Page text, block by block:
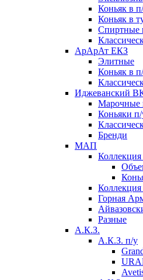
Коньяк в
Коньяк в
Спиртные
АрАрАт ЕКЗ
Элитные
Коньяк в
Иджеванский
Марочные
Коньяки
Бренди
МАП
Коллекция
Коллекция
Горная
Разные
А.К.З.
А.К.З. п/у